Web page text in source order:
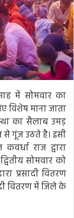
में सोमवार का
विशेष माना जाता
का सैलाब उमड़
गूंज उठते है। इसी
राज द्वारा
सोमवार को
प्रसादी वितरण
वितरण में जिले के